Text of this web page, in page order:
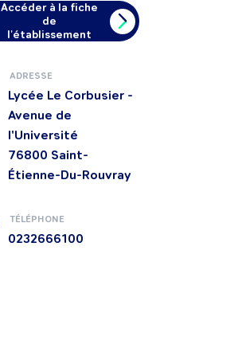
Accéder à la fiche
de
l'établissement
ADRESSE
Lycée Le Corbusier -
Avenue de
l'Université
76800 Saint-
Étienne-Du-Rouvray
TÉLÉPHONE
0232666100